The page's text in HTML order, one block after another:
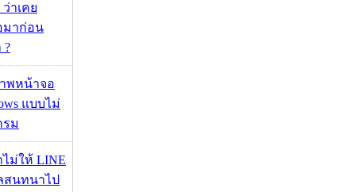
ว่าเคย
มาก่อน
?
พหน้าจอ
แบบไม่
รม
ม่ให้ LINE
สนทนาไป